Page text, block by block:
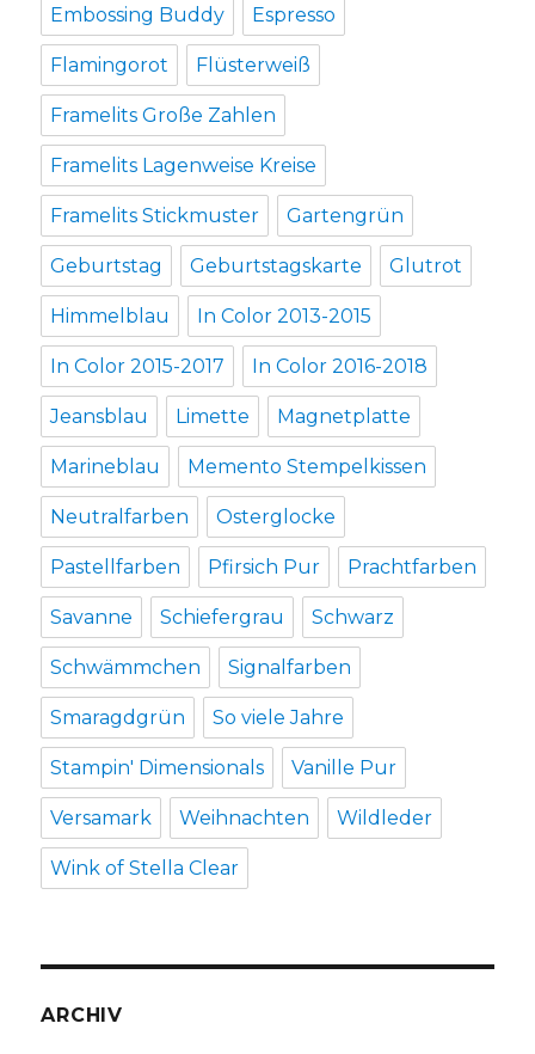
Embossing Buddy Espresso
Flamingorot Flüsterweiß
Framelits Große Zahlen
Framelits Lagenweise Kreise
Framelits Stickmuster Gartengrün
Geburtstag Geburtstagskarte Glutrot
Himmelblau In Color 2013-2015
In Color 2015-2017 In Color 2016-2018
Jeansblau Limette Magnetplatte
Marineblau Memento Stempelkissen
Neutralfarben Osterglocke
Pastellfarben Pfirsich Pur Prachtfarben
Savanne Schiefergrau Schwarz
Schwämmchen Signalfarben
Smaragdgrün So viele Jahre
Stampin' Dimensionals Vanille Pur
Versamark Weihnachten Wildleder
Wink of Stella Clear
ARCHIV